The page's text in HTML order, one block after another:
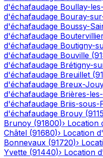
d'échafaudage Boullay-
d'échafaudage Bouray-
d'échafaudage Boussy-
d'échafaudage
d'échafaudage Boutigny-
d'échafaudage Bouville (
d'échafaudage Brétigny-
d'échafaudage Breuillet (
d'échafaudage Breux-
d'échafaudage Brières-
d'échafaudage Briis-sous-
d'échafaudage Brouy (
Brunoy (91800)› Location
Châtel (91680)› Location
Bonnevaux (91720)›
Yvette (91440)› Location